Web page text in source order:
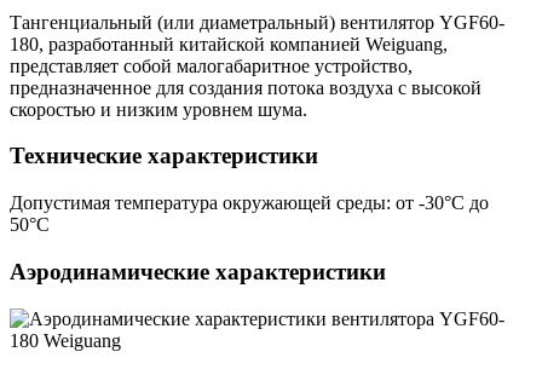
Тангенциальный (или диаметральный) вентилятор YGF60-
180, разработанный китайской компанией Weiguang,
представляет собой малогабаритное устройство,
предназначенное для создания потока воздуха с высокой
скоростью и низким уровнем шума.
Технические характеристики
Допустимая температура окружающей среды: от -30°C до
50°C
Аэродинамические характеристики